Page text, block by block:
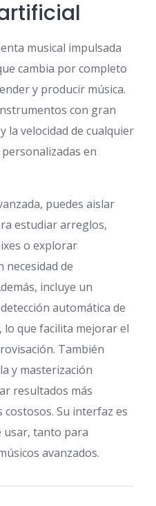
musical impulsada
cambia por completo
y producir música.
con gran
la velocidad de cualquier
en
puedes aislar
estudiar arreglos,
o explorar
necesidad de
incluye un
automática de
lo que facilita mejorar el
También
y masterización
resultados más
Su interfaz es
usar, tanto para
avanzados.